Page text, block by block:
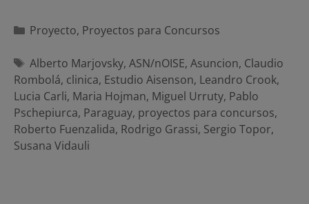
Categorías
Proyecto, Proyectos para Concursos
Etiquetas
Alberto Marjovsky, ASN/nOISE, Asuncion, Claudio
Rombolá, clinica, Estudio Aisenson, Leandro Crook,
Lucia Carli, Maria Hojman, Miguel Urruty, Pablo
Pschepiurca, Paraguay, proyectos para concursos,
Roberto Fuenzalida, Rodrigo Grassi, Sergio Topor,
Susana Vidauli